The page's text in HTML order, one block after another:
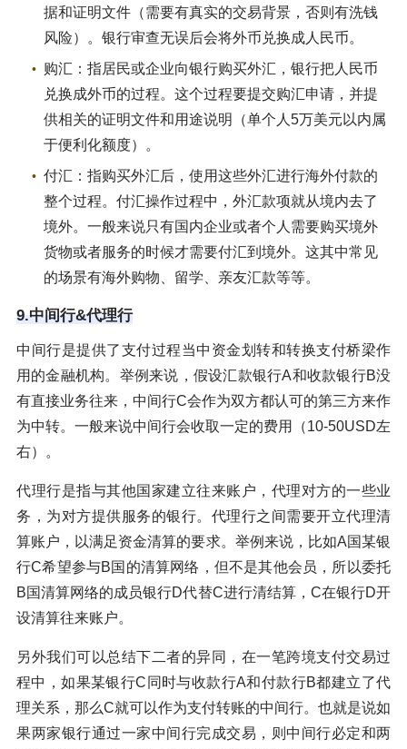
据和证明文件（需要有真实的交易背景，否则有洗钱
风险）。银行审查无误后会将外币兑换成人民币。
购汇：指居民或企业向银行购买外汇，银行把人民币
兑换成外币的过程。这个过程要提交购汇申请，并提
供相关的证明文件和用途说明（单个人5万美元以内属
于便利化额度）。
付汇：指购买外汇后，使用这些外汇进行海外付款的
整个过程。付汇操作过程中，外汇款项就从境内去了
境外。一般来说只有国内企业或者个人需要购买境外
货物或者服务的时候才需要付汇到境外。这其中常见
的场景有海外购物、留学、亲友汇款等等。
9.中间行&代理行
中间行是提供了支付过程当中资金划转和转换支付桥梁作
用的金融机构。举例来说，假设汇款银行A和收款银行B没
有直接业务往来，中间行C会作为双方都认可的第三方来作
为中转。一般来说中间行会收取一定的费用（10-50USD左
右）。
代理行是指与其他国家建立往来账户，代理对方的一些业
务，为对方提供服务的银行。代理行之间需要开立代理清
算账户，以满足资金清算的要求。举例来说，比如A国某银
行C希望参与B国的清算网络，但不是其他会员，所以委托
B国清算网络的成员银行D代替C进行清结算，C在银行D开
设清算往来账户。
另外我们可以总结下二者的异同，在一笔跨境支付交易过
程中，如果某银行C同时与收款行A和付款行B都建立了代
理关系，那么C就可以作为支付转账的中间行。也就是说如
果两家银行通过一家中间行完成交易，则中间行必定和两